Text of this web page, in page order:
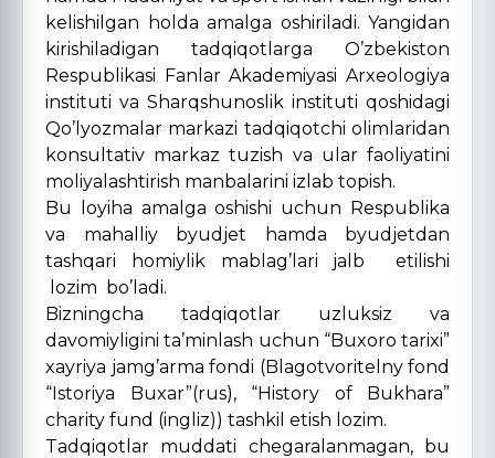
kelishilgan holda amalga oshiriladi. Yangidan
kirishiladigan tadqiqotlarga O’zbekiston
Respublikasi Fanlar Akademiyasi Arxeologiya
instituti va Sharqshunoslik instituti qoshidagi
Qo’lyozmalar markazi tadqiqotchi olimlaridan
konsultativ markaz tuzish va ular faoliyatini
moliyalashtirish manbalarini izlab topish.
Bu loyiha amalga oshishi uchun Respublika
va mahalliy byudjet hamda byudjetdan
tashqari homiylik mablag’lari jalb etilishi
lozim bo’ladi.
Bizningcha tadqiqotlar uzluksiz va
davomiyligini ta’minlash uchun “Buxoro tarixi”
xayriya jamg’arma fondi (Blagotvoritelny fond
“Istoriya Buxar”(rus), “History of Bukhara”
charity fund (ingliz)) tashkil etish lozim.
Tadqiqotlar muddati chegaralanmagan, bu